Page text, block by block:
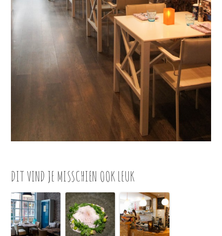
DIT VIND JE MISSCHIEN OOK LEUK